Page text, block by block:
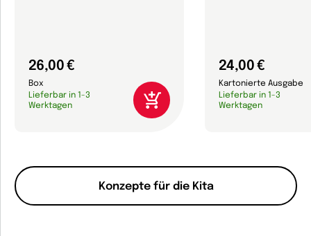
Konzepte für die Kita
26,00 €
Box
Lieferbar in 1-3
Werktagen
24,00 €
Kartonierte Ausgabe
Lieferbar in 1-3
Werktagen